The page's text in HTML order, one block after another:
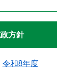
方針
令和8年度